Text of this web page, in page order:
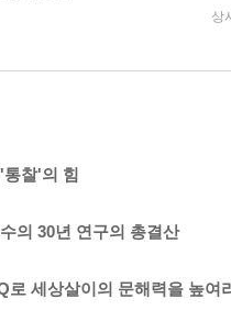
상
찰'의 힘
의 30년 연구의 총결산
로 세상살이의 문해력을 높여